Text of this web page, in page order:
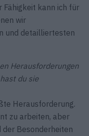
Fähigkeit kann ich für
wir
und detailliertesten
Herausforderungen
du sie
Herausforderung.
zu arbeiten, aber
Besonderheiten